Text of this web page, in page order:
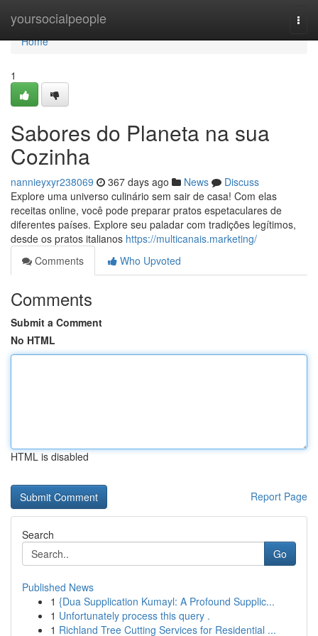
yoursocialpeople
Home
Home
1
Sabores do Planeta na sua
Cozinha
nannieyxyr238069 367 days ago News
Discuss
Explore uma universo culinário sem sair de casa! Com elas
receitas online, você pode preparar pratos espetaculares de
diferentes países. Explore seu paladar com tradições legítimos,
desde os pratos italianos https://multicanais.marketing/
Comments
Who Upvoted
Comments
Submit a Comment
No HTML
HTML is disabled
Report Page
Search
Go
Published News
1 {Dua Supplication Kumayl: A Profound Supplic...
1 Unfortunately process this query .
1 Richland Tree Cutting Services for Residential ...